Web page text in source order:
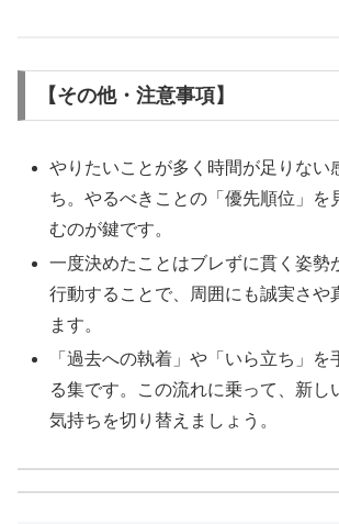
【その他・注意事項】
やりたいことが多く時間が足りない
ち。やるべきことの「優先順位」を
むのが鍵です。
一度決めたことはブレずに貫く姿勢
行動することで、周囲にも誠実さや
ます。
「過去への執着」や「いら立ち」を
る集です。この流れに乗って、新し
気持ちを切り替えましょう。